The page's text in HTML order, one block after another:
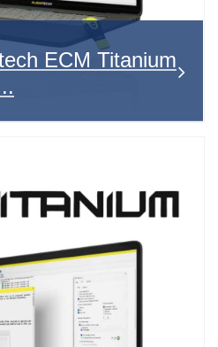
ECM Titanium